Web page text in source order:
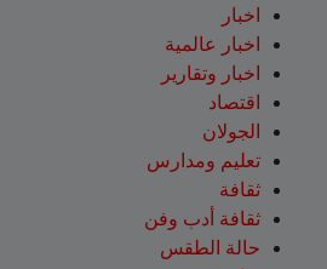
اخبار
اخبار عالمية
اخبار وتقارير
اقتصاد
الجولان
تعليم ومدارس
ثقافة
ثقافة أدب وفن
حالة الطقس